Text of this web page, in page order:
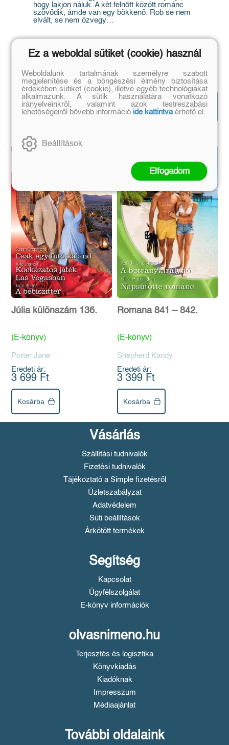
hogy lakjon náluk. A két felnőtt között románc
szövődik, ámde van egy bökkenő: Rob se nem
elvált, se nem özvegy…
Hasonló
könyvek
Mutasd az
összeset!
Júlia különszám 136.
(E-könyv)
Porter Jane
Eredeti ár:
3 699 Ft
Kosárba
Romana 841 – 842.
(E-könyv)
Shepherd Kandy
Eredeti ár:
3 399 Ft
Kosárba
Vásárlás
Szállítási tudnivalók
Fizetési tudnivalók
Tájékoztató a Simple fizetésről
Üzletszabályzat
Adatvédelem
Süti beállítások
Árkötött termékek
Segítség
Kapcsolat
Ügyfélszolgálat
E-könyv információk
olvasnimeno.hu
Terjesztés és logisztika
Könyvkiadás
Kiadóknak
Impresszum
Médiaajánlat
További oldalaink
Ez a weboldal sütiket (cookie) használ
Weboldalunk tartalmának személyre szabott
megjelenítése és a böngészési élmény biztosítása
érdekében sütiket (cookie), illetve egyéb technológiákat
alkalmazunk. A sütik használatára vonatkozó
irányelveinkről, valamint azok testreszabási
lehetőségeiről bővebb információ ide kattintvaérhető el.
Beállítások
Elfogadom